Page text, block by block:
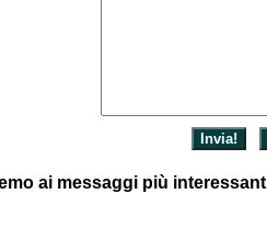
ai messaggi più